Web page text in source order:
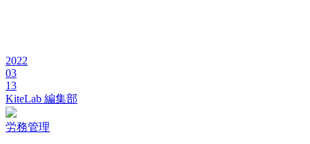
2022
03
13
KiteLab 編集部
労務管理